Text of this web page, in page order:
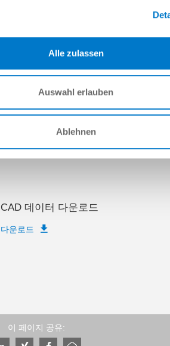
Alle zulassen
Auswahl erlauben
Ablehnen
다운로드
설치 및 작동 지침
CAD 데이터 다운로드
다운로드
이 페이지 공유: